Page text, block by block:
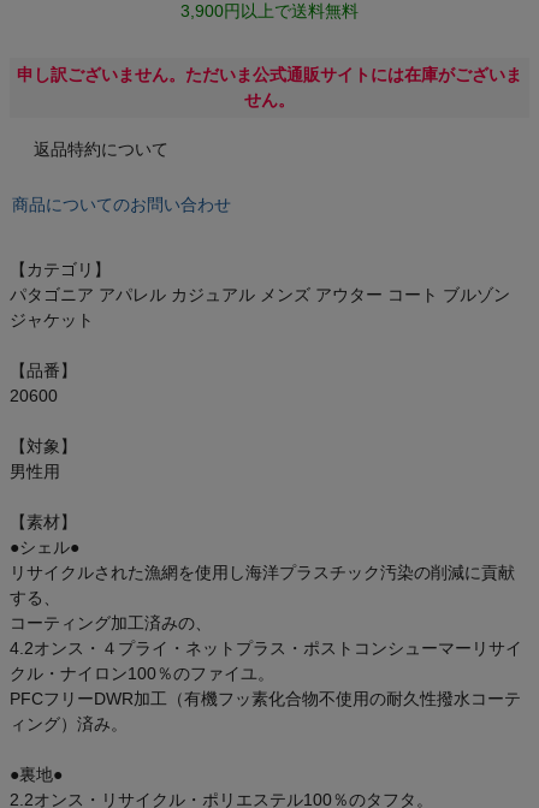
もっと見る
インフィット INFIT
サックス SAXX
スポーツマリオTOP
ベースボールマリオ（野球商品）
お気に入り
ご利用ガイド
クーポン一覧
商品レビュー
3,900円以上で送料無料
申し訳ございません。ただいま公式通販サイトには在庫がございま
せん。
返品特約について
商品についてのお問い合わせ
【カテゴリ】
パタゴニア アパレル カジュアル メンズ アウター コート ブルゾン
ジャケット
【品番】
20600
【対象】
男性用
【素材】
●シェル●
リサイクルされた漁網を使用し海洋プラスチック汚染の削減に貢献
する、
コーティング加工済みの、
4.2オンス・４プライ・ネットプラス・ポストコンシューマーリサイ
クル・ナイロン100％のファイユ。
PFCフリーDWR加工（有機フッ素化合物不使用の耐久性撥水コーテ
ィング）済み。
●裏地●
2.2オンス・リサイクル・ポリエステル100％のタフタ。